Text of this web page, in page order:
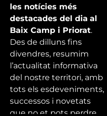
les notícies més
destacades del dia al
Baix Camp i Priorat.
Des de dilluns fins
divendres, resumim
l’actualitat informativa
del nostre territori, amb
tots els esdeveniments,
successos i novetats
que no et pots perdre.